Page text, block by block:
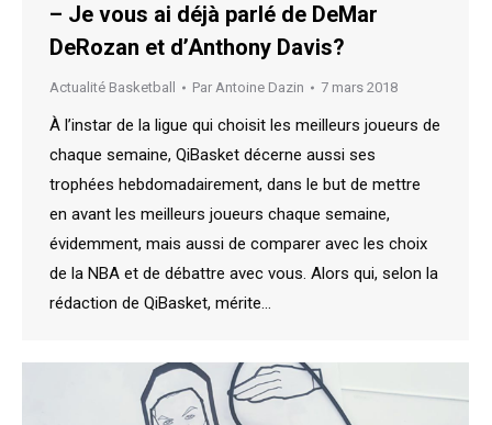
– Je vous ai déjà parlé de DeMar
DeRozan et d’Anthony Davis?
Actualité Basketball Par Antoine Dazin 7 mars 2018
À l’instar de la ligue qui choisit les meilleurs joueurs de
chaque semaine, QiBasket décerne aussi ses
trophées hebdomadairement, dans le but de mettre
en avant les meilleurs joueurs chaque semaine,
évidemment, mais aussi de comparer avec les choix
de la NBA et de débattre avec vous. Alors qui, selon la
rédaction de QiBasket, mérite…